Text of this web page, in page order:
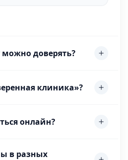
доверять?
клиника»?
онлайн?
в разных